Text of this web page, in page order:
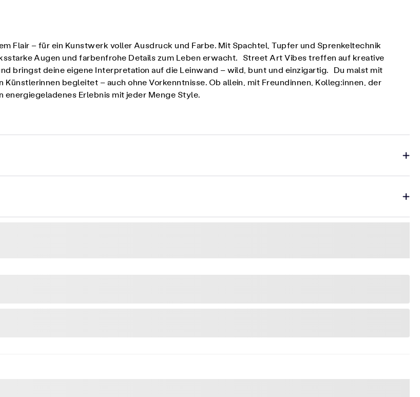
Flair – für ein Kunstwerk voller Ausdruck und Farbe. Mit Spachtel, Tupfer und Sprenkeltechnik
Augen und farbenfrohe Details zum Leben erwacht. Street Art Vibes treffen auf kreative
bringst deine eigene Interpretation auf die Leinwand – wild, bunt und einzigartig. Du malst mit
begleitet – auch ohne Vorkenntnisse. Ob allein, mit Freundinnen, Kolleg:innen, der
energiegeladenes Erlebnis mit jeder Menge Style.